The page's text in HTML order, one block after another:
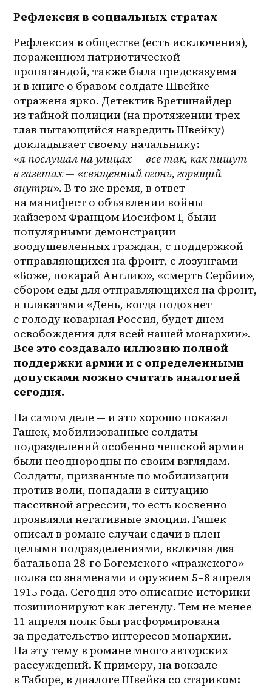
Рефлексия в социальных стратах
Рефлексия в обществе (есть исключения),
пораженном патриотической
пропагандой, также была предсказуема
и в книге о бравом солдате Швейке
отражена ярко. Детектив Бретшнайдер
из тайной полиции (на протяжении трех
глав пытающийся навредить Швейку)
докладывает своему начальнику:
«я послушал на улицах — все так, как пишут
в газетах — «священный огонь, горящий
внутри». В то же время, в ответ
на манифест о объявлении войны
кайзером Францом Иосифом I, были
популярными демонстрации
воодушевленных граждан, с поддержкой
отправляющихся на фронт, с лозунгами
«Боже, покарай Англию», «смерть Сербии»,
сбором еды для отправляющихся на фронт,
и плакатами «День, когда подохнет
с голоду коварная Россия, будет днем
Все это создавало иллюзию полной
поддержки армии и с определенными
допусками можно считать аналогией
сегодня.
На самом деле — и это хорошо показал
Гашек, мобилизованные солдаты
подразделений особенно чешской армии
были неоднородны по своим взглядам.
Солдаты, призванные по мобилизации
против воли, попадали в ситуацию
пассивной агрессии, то есть косвенно
проявляли негативные эмоции. Гашек
описал в романе случаи сдачи в плен
целыми подразделениями, включая два
батальона 28-го Богемского «пражского»
полка со знаменами и оружием 5–8 апреля
1915 года. Сегодня это описание историки
позиционируют как легенду. Тем не менее
11 апреля полк был расформирована
за предательство интересов монархии.
На эту тему в романе много авторских
рассуждений. К примеру, на вокзале
в Таборе, в диалоге Швейка со стариком: